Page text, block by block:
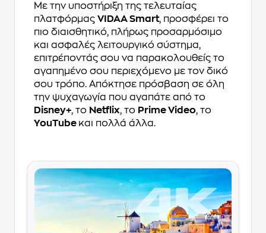
Με την υποστήριξη της τελευταίας
πλατφόρμας VIDAA Smart, προσφέρει το
πιο διαισθητικό, πλήρως προσαρμόσιμο
και ασφαλές λειτουργικό σύστημα,
επιτρέποντάς σου να παρακολουθείς το
αγαπημένο σου περιεχόμενο με τον δικό
σου τρόπο. Απόκτησε πρόσβαση σε όλη
την ψυχαγωγία που αγαπάτε από το
Disney+, το Netflix, το Prime Video, το
YouTube και πολλά άλλα.